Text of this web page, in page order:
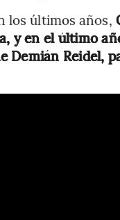
los últimos años,
y en el último
Demián Reidel,